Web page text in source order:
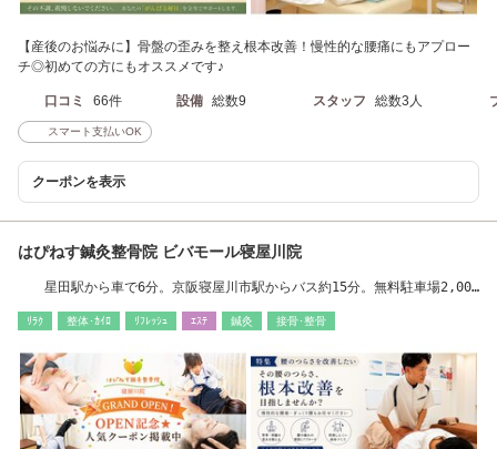
【産後のお悩みに】骨盤の歪みを整え根本改善！慢性的な腰痛にもアプロー
チ◎初めての方にもオススメです♪
口コミ 66件 設備 総数9 スタッフ 総数3人
スマート支払いOK
クーポンを表示
はぴねす鍼灸整骨院 ビバモール寝屋川院
星田駅から車で6分。京阪寝屋川市駅からバス約15分。無料駐車場2,000
ﾘﾗｸ 整体･ｶｲﾛ ﾘﾌﾚｯｼｭ ｴｽﾃ 鍼灸 接骨･整骨